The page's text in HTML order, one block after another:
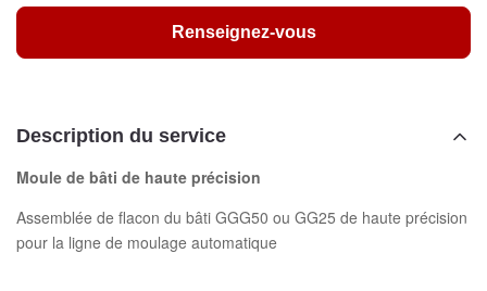
Renseignez-vous
Description du service
Moule de bâti de haute précision
Assemblée de flacon du bâti GGG50 ou GG25 de haute précision
pour la ligne de moulage automatique